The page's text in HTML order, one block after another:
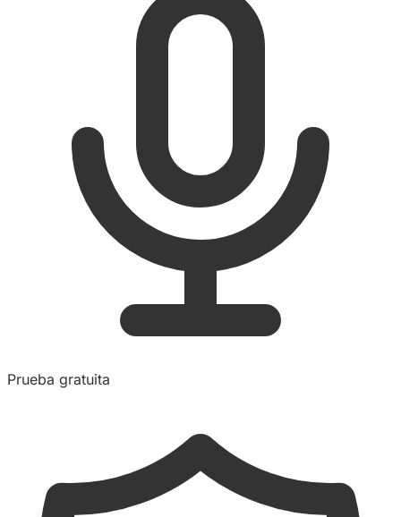
Prueba gratuita